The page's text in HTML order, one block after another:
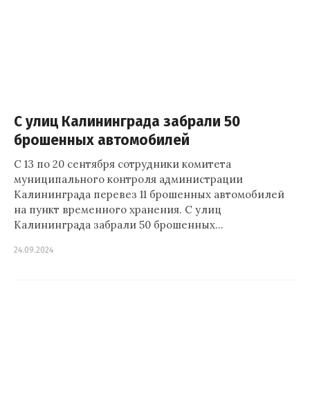
С улиц Калининграда забрали 50
брошенных автомобилей
С 13 по 20 сентября сотрудники комитета
муниципального контроля администрации
Калининграда перевез 11 брошенных автомобилей
на пункт временного хранения. С улиц
Калининграда забрали 50 брошенных…
24.09.2024